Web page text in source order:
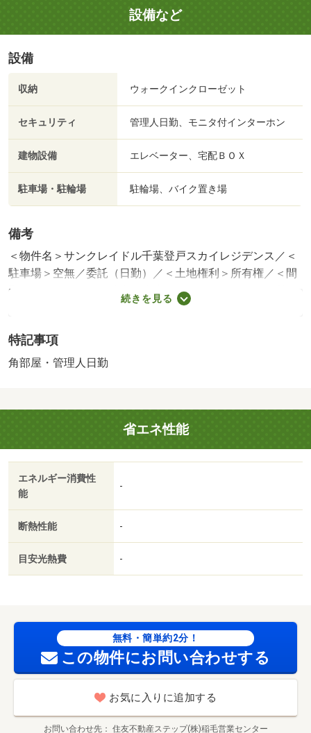
設備など
設備
収納 ウォークインクローゼット
セキュリティ 管理人日勤、モニタ付インターホン
建物設備 エレベーター、宅配ＢＯＸ
駐車場・駐輪場 駐輪場、バイク置き場
備考
＜物件名＞サンクレイドル千葉登戸スカイレジデンス／＜
駐車場＞空無／委託（日勤）／＜土地権利＞所有権／＜間
取り＞３ＬＤＫ／＜特徴＞◆専有面積７６．０７㎡（壁
芯）◆間取り３ＬＤＫ◆南東向きバルコニー◆角部屋、２
まで平坦・ＬＤＫ１５畳以上
販売戸数：1戸／管理費等帯：9810円／修繕積立金帯：
続きを見る
特記事項
角部屋・管理人日勤
省エネ性能
エネルギー消費性
能
-
断熱性能 -
目安光熱費 -
無料・簡単約2分！
この物件にお問い合わせする
お気に入りに追加する
お問い合わせ先 住友不動産ステップ(株)稲毛営業センター